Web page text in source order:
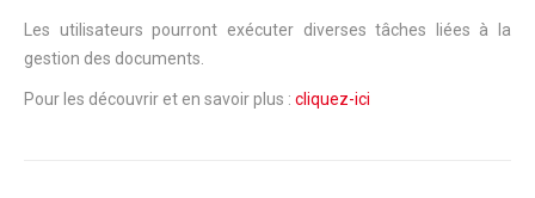
Les utilisateurs pourront exécuter diverses tâches liées à la
gestion des documents.
Pour les découvrir et en savoir plus : cliquez-ici